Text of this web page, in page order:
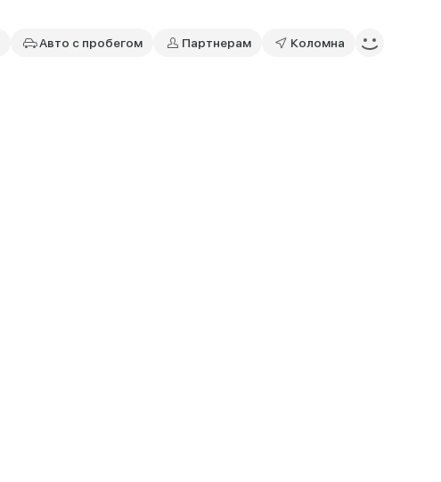
Авто с пробегом Партнерам Коломна